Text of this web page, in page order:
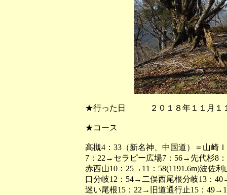
★行った日 ２０１８年１１月
★コース
高槻4：33（新名神、中国道）＝山崎
7：22→セラピー広場7：56→先代杉8
赤西山10：25→11：58(1191.6m)波佐
口分岐12：54→二俣西尾根分岐13：
迷い尾根15：22→旧道通行止15：